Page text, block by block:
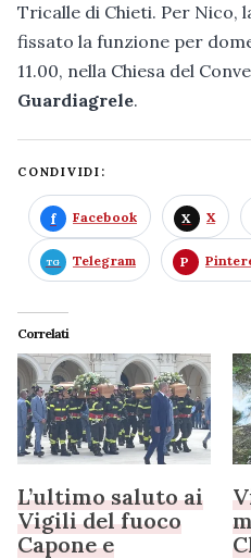
Tricalle di Chieti. Per Nico,
fissato la funzione per
11.00, nella Chiesa del
Guardiagrele.
CONDIVIDI:
Facebook X
Telegram
Correlati
L’ultimo saluto ai
Vigili del fuoco
Capone e